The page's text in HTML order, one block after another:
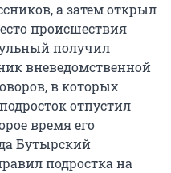
а затем открыл
происшествия
получил
вневедомственной
в которых
отпустил
время его
Бутырский
подростка на